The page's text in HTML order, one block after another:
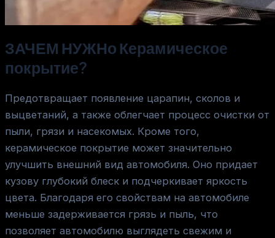
ЗАЧЕМ НУЖНо Керамическое
покрытие?
Предотвращает появление царапин, сколов и
выцветаний, а также облегчает процесс очистки от
пыли, грязи и насекомых. Кроме того,
керамическое покрытие может значительно
улучшить внешний вид автомобиля. Оно придает
кузову глубокий блеск и подчеркивает яркость
цвета. Благодаря его свойствам на автомобиле
меньше задерживается грязь и пыль, что
позволяет автомобилю выглядеть свежим и